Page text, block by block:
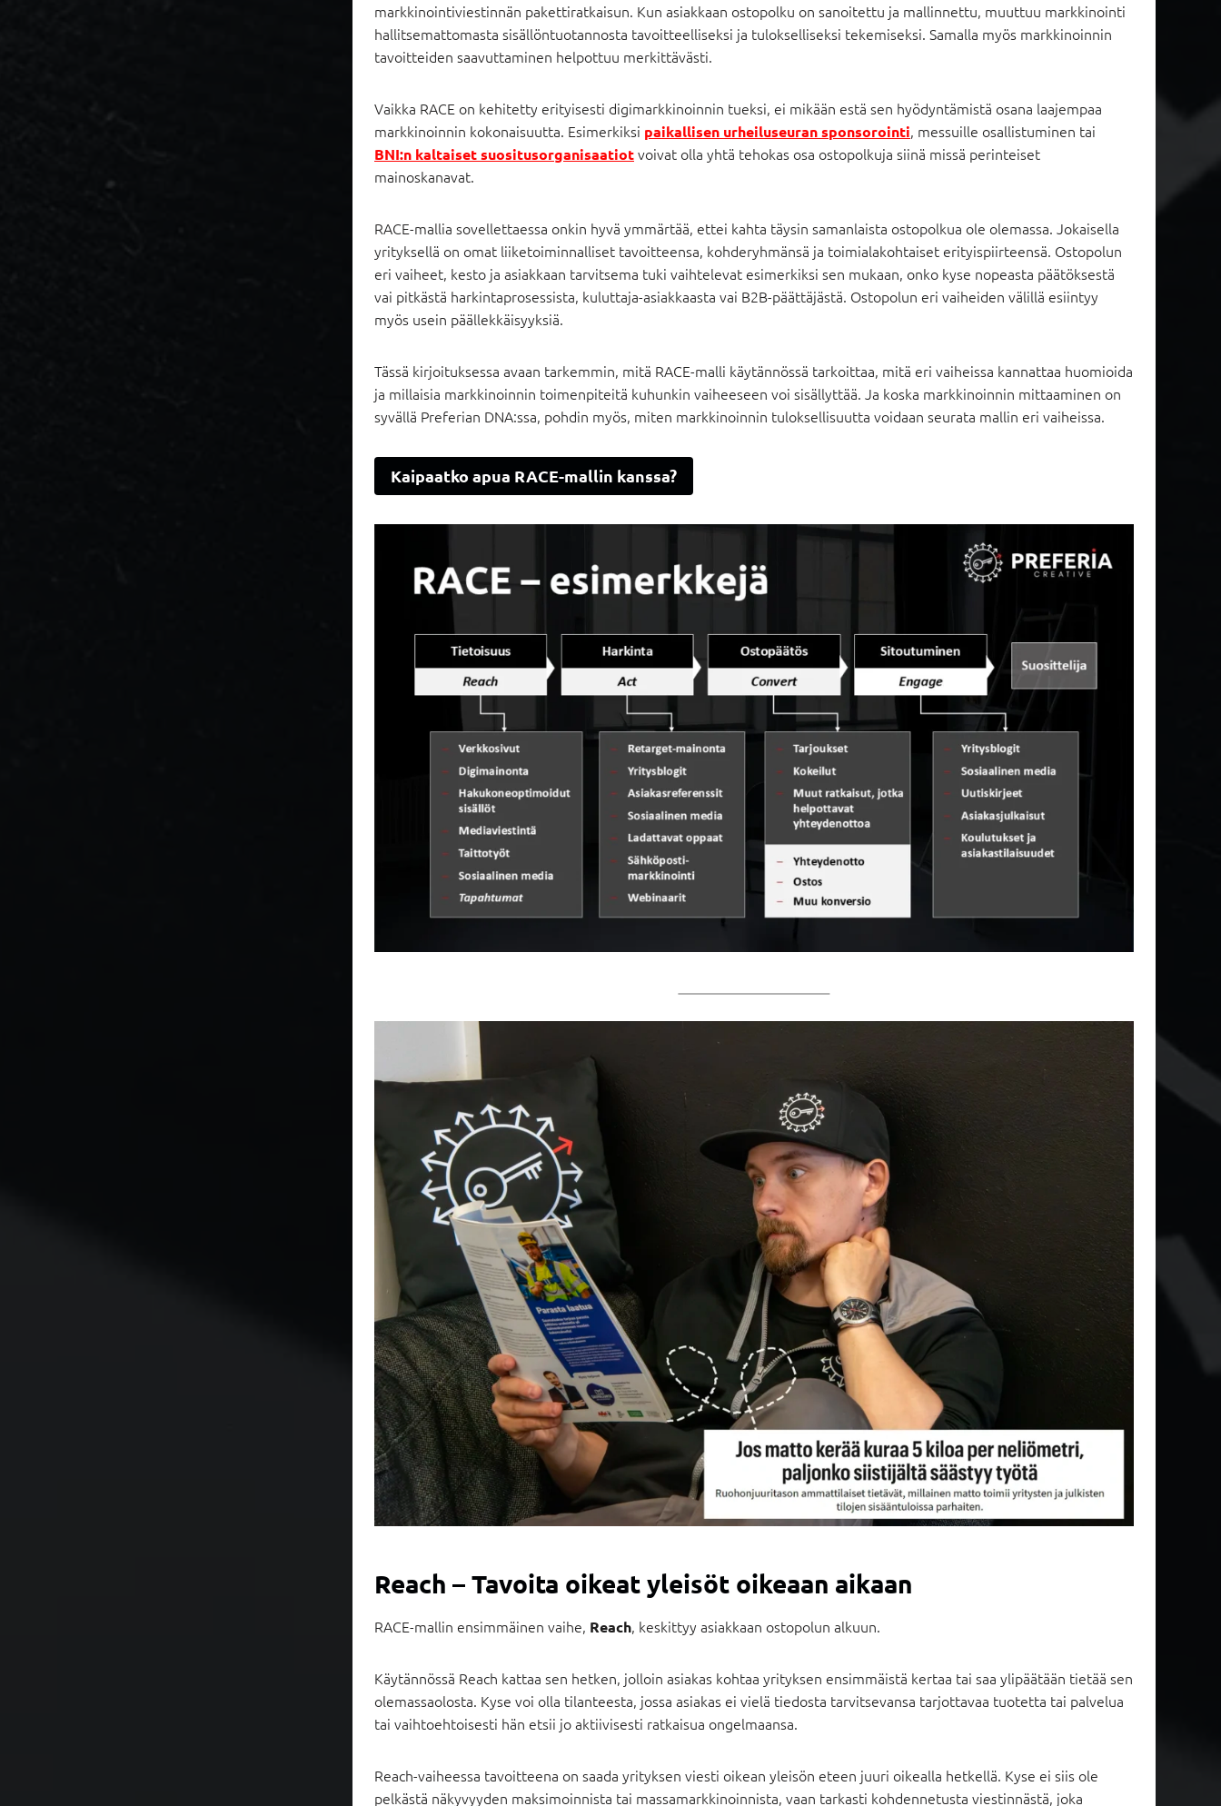
markkinointiviestinnän pakettiratkaisun. Kun asiakkaan ostopolku on sanoitettu ja mallinnettu, muuttuu markkinointi
hallitsemattomasta sisällöntuotannosta tavoitteelliseksi ja tulokselliseksi tekemiseksi. Samalla myös markkinoinnin
tavoitteiden saavuttaminen helpottuu merkittävästi.
Vaikka RACE on kehitetty erityisesti digimarkkinoinnin tueksi, ei mikään estä sen hyödyntämistä osana laajempaa
markkinoinnin kokonaisuutta. Esimerkiksi paikallisen urheiluseuran sponsorointi, messuille osallistuminen tai
BNI:n kaltaiset suositusorganisaatiotvoivat olla yhtä tehokas osa ostopolkuja siinä missä perinteiset
mainoskanavat.
RACE-mallia sovellettaessa onkin hyvä ymmärtää, ettei kahta täysin samanlaista ostopolkua ole olemassa. Jokaisella
yrityksellä on omat liiketoiminnalliset tavoitteensa, kohderyhmänsä ja toimialakohtaiset erityispiirteensä. Ostopolun
eri vaiheet, kesto ja asiakkaan tarvitsema tuki vaihtelevat esimerkiksi sen mukaan, onko kyse nopeasta päätöksestä
vai pitkästä harkintaprosessista, kuluttaja-asiakkaasta vai B2B-päättäjästä. Ostopolun eri vaiheiden välillä esiintyy
myös usein päällekkäisyyksiä.
Tässä kirjoituksessa avaan tarkemmin, mitä RACE-malli käytännössä tarkoittaa, mitä eri vaiheissa kannattaa huomioida
ja millaisia markkinoinnin toimenpiteitä kuhunkin vaiheeseen voi sisällyttää. Ja koska markkinoinnin mittaaminen on
syvällä Preferian DNA:ssa, pohdin myös, miten markkinoinnin tuloksellisuutta voidaan seurata mallin eri vaiheissa.
Kaipaatko apua RACE-mallin kanssa?
Reach – Tavoita oikeat yleisöt oikeaan aikaan
RACE-mallin ensimmäinen vaihe, Reach, keskittyy asiakkaan ostopolun alkuun.
Käytännössä Reach kattaa sen hetken, jolloin asiakas kohtaa yrityksen ensimmäistä kertaa tai saa ylipäätään tietää sen
olemassaolosta. Kyse voi olla tilanteesta, jossa asiakas ei vielä tiedosta tarvitsevansa tarjottavaa tuotetta tai palvelua
tai vaihtoehtoisesti hän etsii jo aktiivisesti ratkaisua ongelmaansa.
Reach-vaiheessa tavoitteena on saada yrityksen viesti oikean yleisön eteen juuri oikealla hetkellä. Kyse ei siis ole
pelkästä näkyvyyden maksimoinnista tai massamarkkinoinnista, vaan tarkasti kohdennetusta viestinnästä, joka